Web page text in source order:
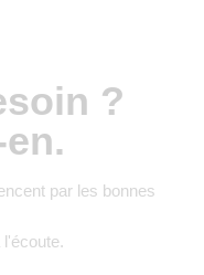
?
par les bonnes